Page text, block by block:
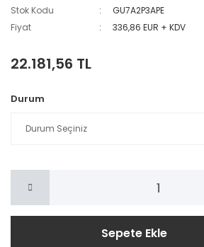
Stok Kodu
GU7A2P3APE
Fiyat
336,86 EUR + KDV
22.181,56 TL
Durum
Sepete Ekle